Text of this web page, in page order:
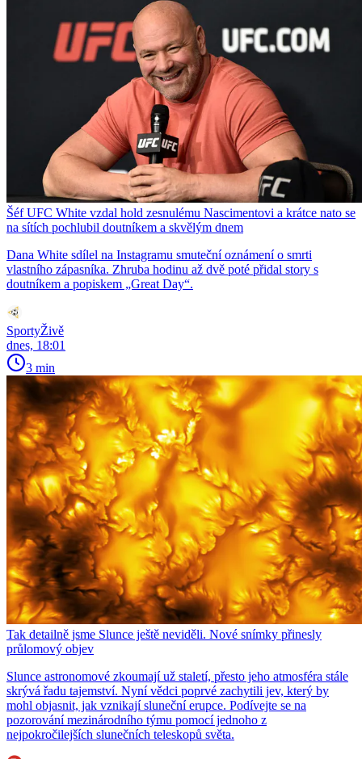
Šéf UFC White vzdal hold zesnulému Nascimentovi a krátce nato se
na sítích pochlubil doutníkem a skvělým dnem
Dana White sdílel na Instagramu smuteční oznámení o smrti
vlastního zápasníka. Zhruba hodinu až dvě poté přidal story s
doutníkem a popiskem „Great Day“.
SportyŽivě
dnes, 18:01
3 min
Tak detailně jsme Slunce ještě neviděli. Nové snímky přinesly
průlomový objev
Slunce astronomové zkoumají už staletí, přesto jeho atmosféra stále
skrývá řadu tajemství. Nyní vědci poprvé zachytili jev, který by
mohl objasnit, jak vznikají sluneční erupce. Podívejte se na
pozorování mezinárodního týmu pomocí jednoho z
nejpokročilejších slunečních teleskopů světa.